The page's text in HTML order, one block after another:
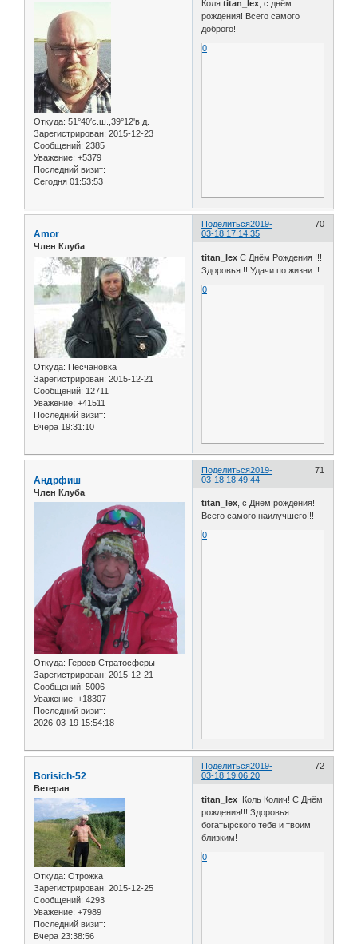
Откуда: 51°40′с.ш.,39°12'в.д.
Зарегистрирован: 2015-12-23
Сообщений: 2385
Уважение: +5379
Последний визит:
Сегодня 01:53:53
Коляtitan_lex , с днём
рождения! Всего самого
доброго!
0
Поделиться 70
2019-
03-18 17:14:35
Amor
Член Клуба
Откуда: Песчановка
Зарегистрирован: 2015-12-21
Сообщений: 12711
Уважение: +41511
Последний визит:
Вчера 19:31:10
titan_lex С Днём Рождения !!!
Здоровья !! Удачи по жизни !!
0
Поделиться 71
2019-
03-18 18:49:44
Андрфиш
Член Клуба
Откуда: Героев Стратосферы
Зарегистрирован: 2015-12-21
Сообщений: 5006
Уважение: +18307
Последний визит:
2026-03-19 15:54:18
titan_lex , с Днём рождения!
Всего самого наилучшего!!!
0
Поделиться 72
2019-
03-18 19:06:20
Borisich-52
Ветеран
Откуда: Отрожка
Зарегистрирован: 2015-12-25
Сообщений: 4293
Уважение: +7989
Последний визит:
Вчера 23:38:56
titan_lex Коль Колич! С Днём
рождения!!! Здоровья
богатырского тебе и твоим
близким!
0